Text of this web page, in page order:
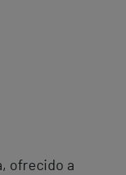
ofrecido a